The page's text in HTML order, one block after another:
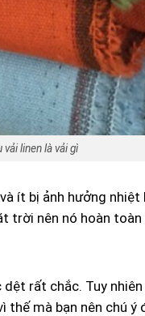
vải linen là vải gì
ít bị ảnh hưởng
trời nên nó hoàn
rất chắc. Tuy
thế mà bạn nên chú